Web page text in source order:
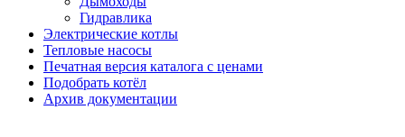
Гидравлика
Электрические котлы
Тепловые насосы
Печатная версия каталога с ценами
Подобрать котёл
Архив документации